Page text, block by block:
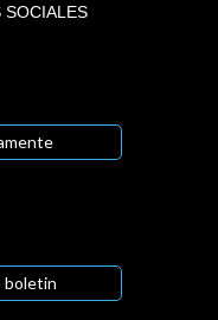
SOCIALES
boletin